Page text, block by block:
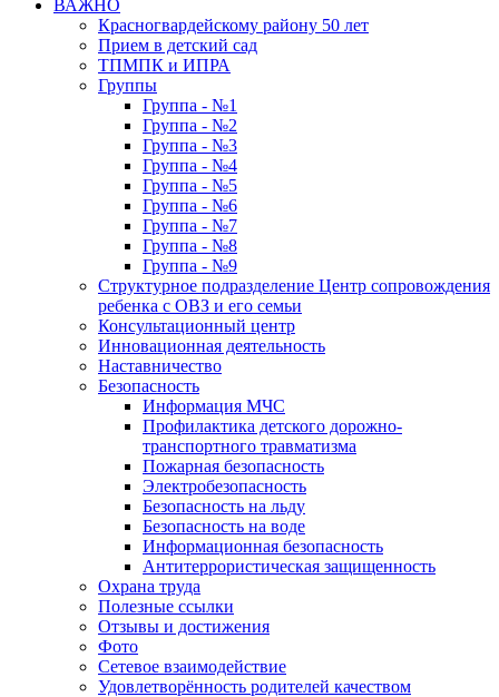
ВАЖНО
Красногвардейскому району 50 лет
Прием в детский сад
ТПМПК и ИПРА
Группы
Группа - №1
Группа - №2
Группа - №3
Группа - №4
Группа - №5
Группа - №6
Группа - №7
Группа - №8
Группа - №9
Структурное подразделение Центр сопровождения
ребенка с ОВЗ и его семьи
Консультационный центр
Инновационная деятельность
Наставничество
Безопасность
Информация МЧС
Профилактика детского дорожно-
транспортного травматизма
Пожарная безопасность
Электробезопасность
Безопасность на льду
Безопасность на воде
Информационная безопасность
Антитеррористическая защищенность
Охрана труда
Полезные ссылки
Отзывы и достижения
Фото
Сетевое взаимодействие
Удовлетворённость родителей качеством